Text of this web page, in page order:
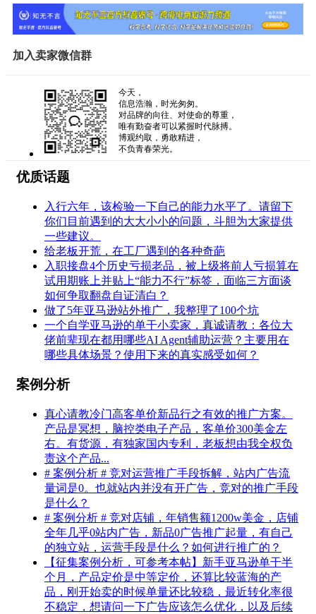
加入卖家微信群
今天，
信息浩瀚，时光匆匆。
对品牌的向往、对使命的尊重，
唯有勤奋者可以紧握时代脉搏。
博观约取，勇敢精进，
不负青春荣光。
优质话题
入行六年，该检验一下自己的能力水平了。请留下
你们目前遇到的大大小小的问题，斗胆为大家提供
一些建议。
给老板开荒，在工厂遇到的各种奇葩
入职接盘4个历史亏损老品，被上级将前人亏损算在
试用期账上并贴上“能力不行”标签，面临三方面谈
如何争取翻盘自证清白？
做了5年亚马逊站外推广，我整理了100个坑
一个自学亚马逊的单干小卖家，真诚请教：各位大
佬前辈现在都用哪些AI Agent辅助运营？主要用在
哪些具体场景？使用下来的真实感受如何？
案例分析
真心请教冷门高客单价新品行之有效的推广方案。
产品是冥想，脑控类电子产品，客单价300美金左
右。有货源，有独家国内专利，老板想由我全权负
责这个产品...
# 案例分析 # 竞对运营推广手段拆解，站内广告流
量词是0。也就站内并没有开广告，竞对的推广手段
是什么？
# 案例分析 # 竞对店铺，年销售额1200w美金，店铺
全年几乎0站内广告，新品0广告推广起量，有自己
的独立站，运营手段是什么？如何进行推广的？
【征集案例分析，可参考本帖】新手亚马逊单干半
个月，产品定价是中等定价，还算比较蓝海的产
品，刚开始卖的时候单量还比较稳，最近转化率很
不稳定，想请问一下广告应该怎么优化，以及后续